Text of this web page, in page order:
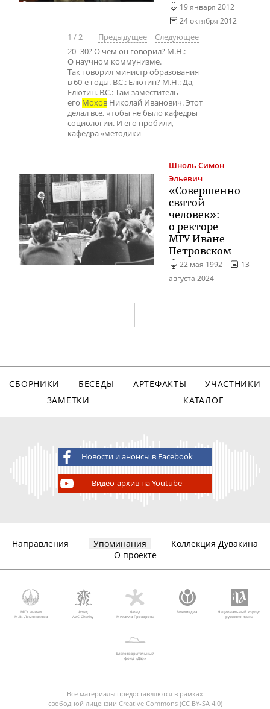
19 января 2012
24 октября 2012
1 /2 Предыдущее
Следующее
20–30? О чем он говорил? М.Н.:
О научном коммунизме.
Так говорил министр образования
в 60-е годы. В.С.: Елютин? М.Н.: Да,
Елютин. В.С.: Там заместитель
его Мохов Николай Иванович. Этот
делал все, чтобы не было кафедры
социологии. И его пробили,
кафедра «методики
ШнольСимон
Эльевич
«Совершенно
святой
человек»:
о ректоре
МГУ Иване
Петровском
22 мая 1992
13
августа 2024
СБОРНИКИ БЕСЕДЫ АРТЕФАКТЫ
УЧАСТНИКИ
ЗАМЕТКИ
КАТАЛОГ
Новости и анонсы в Facebook
Видео-архив на Youtube
Направления Упоминания
Коллекция Дувакина
О проекте
МГУ имени
М.В. Ломоносова
Фонд
AVC Charity
Фонд
Михаила Прохорова
Викимедиа
Национальный корпус
русского языка
Благотворительный
фонд «Дар»
Все материалы предоставляются в рамках
свободной лицензии Creative Commons (CC BY-SA 4.0)